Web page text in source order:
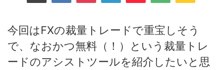
今回はFXの裁量トレードで重宝しそう
で、なおかつ無料（！）という裁量トレ
ードのアシストツールを紹介したいと思